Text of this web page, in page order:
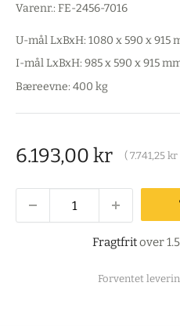
Varenr.: FE-2456-7016
U-mål LxBxH: 1080 x 590 x 915
I-mål LxBxH: 985 x 590 x 915
Bæreevne: 400 kg
Salgspris
6.193,00 kr ( 7.741,25 kr
Fragtfritover
Forventet